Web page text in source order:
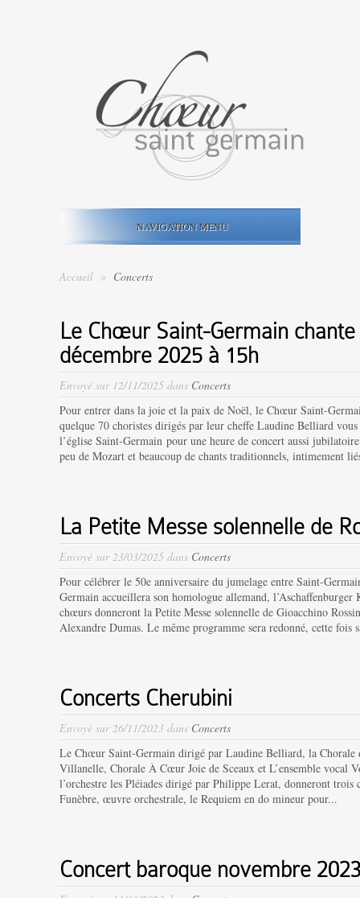
NAVIGATION MENU
Accueil » Concerts
Le Chœur Saint-Germain
décembre 2025 à 15h
Envoyé sur 12/11/2025 dans Concerts
Pour entrer dans la joie et la paix de Noël, le Chœur Saint-
quelque 70 choristes dirigés par leur cheffe Laudine Belliard
l’église Saint-Germain pour une heure de concert aussi
peu de Mozart et beaucoup de chants traditionnels, intimement
La Petite Messe solennelle de
Envoyé sur 23/03/2025 dans Concerts
Pour célébrer le 50e anniversaire du jumelage entre Saint-
Germain accueillera son homologue allemand,
chœurs donneront la Petite Messe solennelle de Gioacchino
Alexandre Dumas. Le même programme sera redonné, cette fois
Concerts Cherubini
Envoyé sur 26/11/2023 dans Concerts
Le Chœur Saint-Germain dirigé par Laudine Belliard, la
Villanelle, Chorale À Cœur Joie de Sceaux et L’ensemble vocal
l’orchestre les Pléiades dirigé par Philippe Lerat, donneront
Funèbre, œuvre orchestrale, le Requiem en do mineur pour...
Concert baroque novembre